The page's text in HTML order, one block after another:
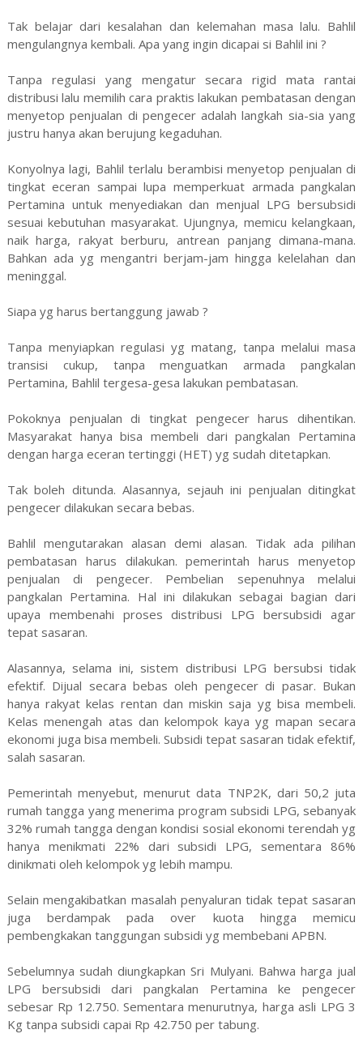
Tak belajar dari kesalahan dan kelemahan masa lalu. Bahlil
mengulangnya kembali. Apa yang ingin dicapai si Bahlil ini ?
Tanpa regulasi yang mengatur secara rigid mata rantai
distribusi lalu memilih cara praktis lakukan pembatasan dengan
menyetop penjualan di pengecer adalah langkah sia-sia yang
justru hanya akan berujung kegaduhan.
Konyolnya lagi, Bahlil terlalu berambisi menyetop penjualan di
tingkat eceran sampai lupa memperkuat armada pangkalan
Pertamina untuk menyediakan dan menjual LPG bersubsidi
sesuai kebutuhan masyarakat. Ujungnya, memicu kelangkaan,
naik harga, rakyat berburu, antrean panjang dimana-mana.
Bahkan ada yg mengantri berjam-jam hingga kelelahan dan
meninggal.
Siapa yg harus bertanggung jawab ?
Tanpa menyiapkan regulasi yg matang, tanpa melalui masa
transisi cukup, tanpa menguatkan armada pangkalan
Pertamina, Bahlil tergesa-gesa lakukan pembatasan.
Pokoknya penjualan di tingkat pengecer harus dihentikan.
Masyarakat hanya bisa membeli dari pangkalan Pertamina
dengan harga eceran tertinggi (HET) yg sudah ditetapkan.
Tak boleh ditunda. Alasannya, sejauh ini penjualan ditingkat
pengecer dilakukan secara bebas.
Bahlil mengutarakan alasan demi alasan. Tidak ada pilihan
pembatasan harus dilakukan. pemerintah harus menyetop
penjualan di pengecer. Pembelian sepenuhnya melalui
pangkalan Pertamina. Hal ini dilakukan sebagai bagian dari
upaya membenahi proses distribusi LPG bersubsidi agar
tepat sasaran.
Alasannya, selama ini, sistem distribusi LPG bersubsi tidak
efektif. Dijual secara bebas oleh pengecer di pasar. Bukan
hanya rakyat kelas rentan dan miskin saja yg bisa membeli.
Kelas menengah atas dan kelompok kaya yg mapan secara
ekonomi juga bisa membeli. Subsidi tepat sasaran tidak efektif,
salah sasaran.
Pemerintah menyebut, menurut data TNP2K, dari 50,2 juta
rumah tangga yang menerima program subsidi LPG, sebanyak
32% rumah tangga dengan kondisi sosial ekonomi terendah yg
hanya menikmati 22% dari subsidi LPG, sementara 86%
dinikmati oleh kelompok yg lebih mampu.
Selain mengakibatkan masalah penyaluran tidak tepat sasaran
juga berdampak pada over kuota hingga memicu
pembengkakan tanggungan subsidi yg membebani APBN.
Sebelumnya sudah diungkapkan Sri Mulyani. Bahwa harga jual
LPG bersubsidi dari pangkalan Pertamina ke pengecer
sebesar Rp 12.750. Sementara menurutnya, harga asli LPG 3
Kg tanpa subsidi capai Rp 42.750 per tabung.